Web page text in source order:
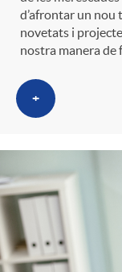
d’afrontar un nou
novetats i
nostra manera de
+